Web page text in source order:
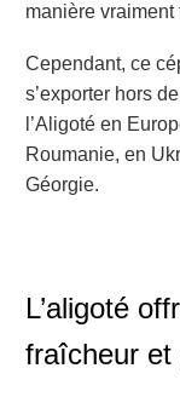
manière
Cependant, ce
s’exporter hors
l’Aligoté en
Roumanie, en
Géorgie.
L’aligoté
fraîcheur et